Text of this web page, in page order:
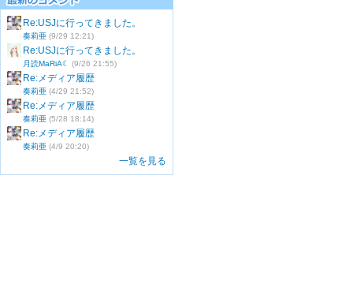
Re:USJに行ってきました。
奏莉亜 (9/29 12:21)
Re:USJに行ってきました。
月読MaRiA☾ (9/26 21:55)
Re:メディア履歴
奏莉亜 (4/29 21:52)
Re:メディア履歴
奏莉亜 (5/28 18:14)
Re:メディア履歴
奏莉亜 (4/9 20:20)
一覧を見る